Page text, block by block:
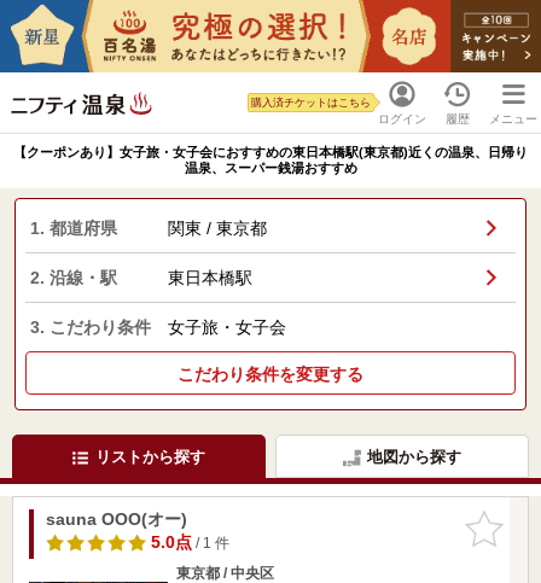
ログイン
購入済チケットはこちら
履歴 メニュー
【クーポンあり】女子旅・女子会におすすめの東日本橋駅(東京都)近くの温泉、日帰り
温泉、スーパー銭湯おすすめ
1. 都道府県 関東 / 東京都
2. 沿線・駅 東日本橋駅
3. こだわり条件 女子旅・女子会
こだわり条件を変更する
リストから探す 地図から探す
お気に入
りに追加
sauna OOO(オー)
5.0点/ 1 件
東京都 / 中央区